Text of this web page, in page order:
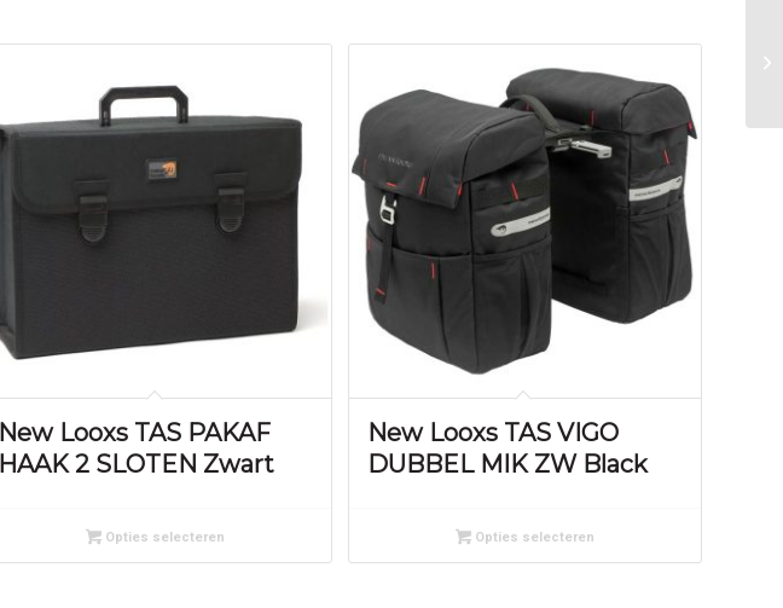
New Looxs TAS PAKAF
HAAK 2 SLOTEN Zwart
Opties selecteren
New Looxs TAS VIGO
DUBBEL MIK ZW Black
Opties selecteren